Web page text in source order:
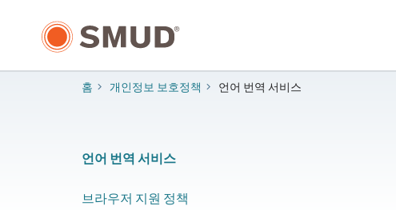
홈 개인정보 보호정책 언어 번역 서비스
언어 번역 서비스
브라우저 지원 정책